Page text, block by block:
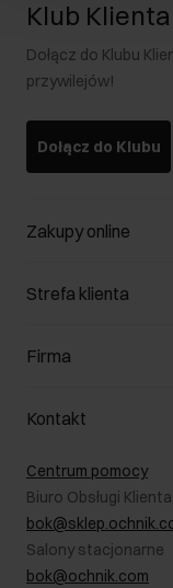
Klub
Dołącz do Klubu
przywilejów!
Dołącz do Klubu
Zakupy online
Zarządzaj cookies
Formy płatności
Jak dokonać zwrotu?
Strefa klienta
Klub Klienta
Zwróć produkty
W podróży
Karta podarunkowa
Bezpieczne zakupy
Blog
Firma
O nas
Salony
B2B - Sprzedaż dla
RODO- Polityka
Informacje prawne
Dla akcjonariuszy
Kontakt
Centrum pomocy
Biuro Obsługi
Salony stacjonarne
bok@ochnik.com